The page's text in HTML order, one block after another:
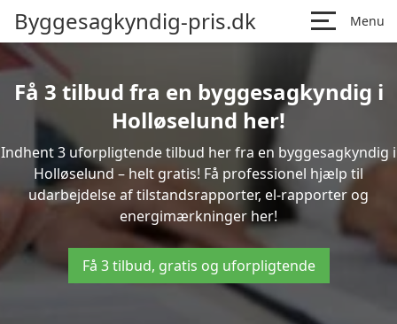
Byggesagkyndig-pris.dk Menu
Få 3 tilbud fra en byggesagkyndig i
Holløselund her!
Indhent 3 uforpligtende tilbud her fra en byggesagkyndig i
Holløselund – helt gratis! Få professionel hjælp til
udarbejdelse af tilstandsrapporter, el-rapporter og
energimærkninger her!
Få 3 tilbud, gratis og uforpligtende